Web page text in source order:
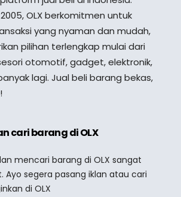
OLX berkomitmen untuk
yang nyaman dan mudah,
pilihan terlengkap mulai dari
otomotif, gadget, elektronik,
lagi. Jual beli barang bekas,
cari barang di OLX
mencari barang di OLX sangat
segera pasang iklan atau cari
di OLX